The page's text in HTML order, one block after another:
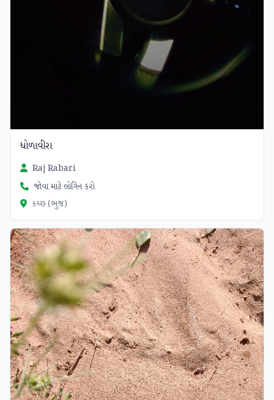
ધોળાવીરા
Raj Rabari
જોવા માટે લોગિન કરો
કચ્છ (ભુજ)